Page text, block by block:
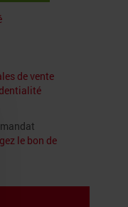
de vente
le bon de